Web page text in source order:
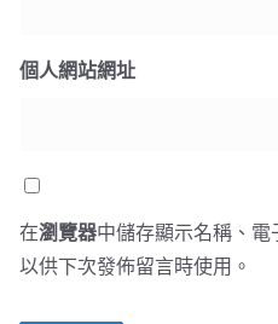
個人網站網址
在瀏覽器中儲存顯示名稱、電
以供下次發佈留言時使用。